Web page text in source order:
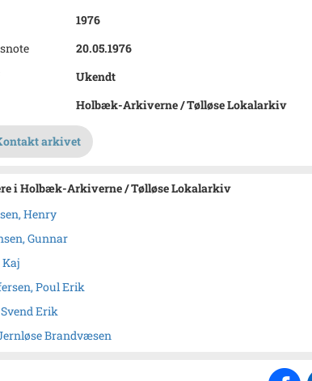
1976
20.05.1976
Ukendt
Holbæk-Arkiverne / Tølløse Lokalarkiv
arkivet
i Holbæk-Arkiverne / Tølløse Lokalarkiv
Henry
Gunnar
Poul Erik
Erik
Brandvæsen